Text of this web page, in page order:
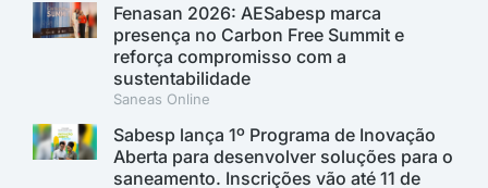
Fenasan 2026: AESabesp marca
presença no Carbon Free Summit e
reforça compromisso com a
sustentabilidade
Saneas Online
Sabesp lança 1º Programa de Inovação
Aberta para desenvolver soluções para o
saneamento. Inscrições vão até 11 de